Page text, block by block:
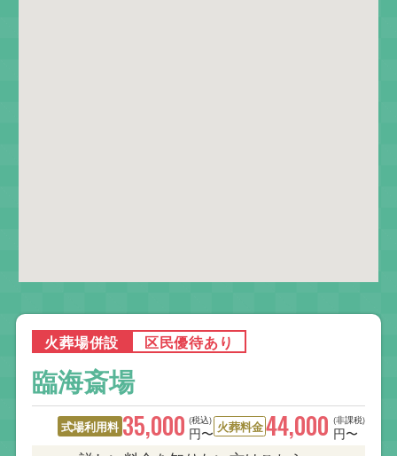
火葬場併設 区民優待あり
臨海斎場
式場利用料 (税込)
35,000 円〜 火葬料金 (非課税)
44,000 円〜